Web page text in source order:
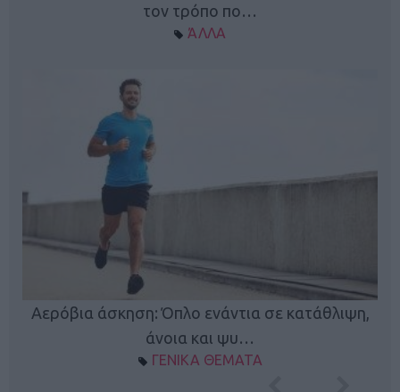
τον τρόπο πο…
ΆΛΛΑ
Αερόβια άσκηση: Όπλο ενάντια σε κατάθλιψη,
άνοια και ψυ…
ΓΕΝΙΚΑ ΘΕΜΑΤΑ